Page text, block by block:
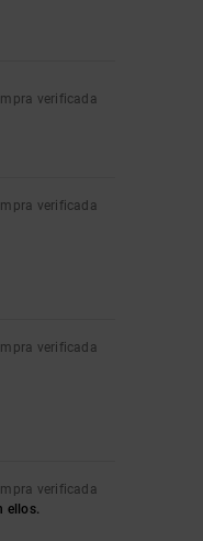
verificada
verificada
verificada
verificada
ellos.